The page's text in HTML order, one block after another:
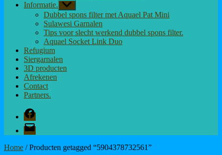
Informatie. Toon
submenu
Dubbel spons filter met Aquael Pat Mini
Sulawesi Garnalen
Tips voor slecht werkend dubbel spons filter.
Aquael Socket Link Duo
Refugium
Siergarnalen
3D producten
Afrekenen
Contact
Partners.
Facebook
E-
mail
Home / Producten getagged “5904378732561”